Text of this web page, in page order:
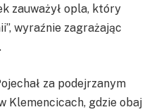
zauważył opla, który
wyraźnie zagrażając
za podejrzanym
Klemencicach, gdzie obaj